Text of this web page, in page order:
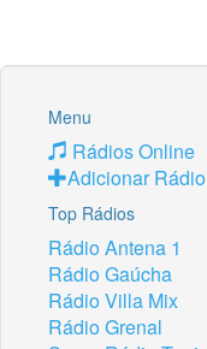
Menu
Rádios Online
Adicionar Rádio
Top Rádios
Rádio Antena 1
Rádio Gaúcha
Rádio Villa Mix
Rádio Grenal